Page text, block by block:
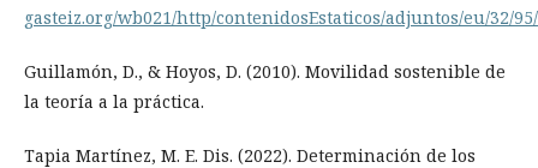
gasteiz.org/wb021/http/contenidosEstaticos/adjuntos/eu/32/
Guillamón, D., & Hoyos, D. (2010). Movilidad sostenible de
la teoría a la práctica.
Tapia Martínez, M. E. Dis. (2022). Determinación de los